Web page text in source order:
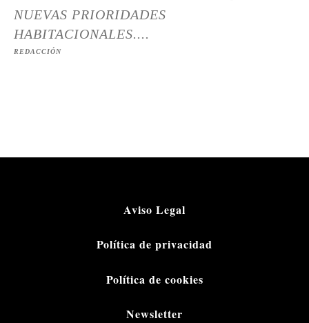
NUEVAS PRIORIDADES
HABITACIONALES....
REDACCIÓN
Aviso Legal
Política de privacidad
Política de cookies
Newsletter